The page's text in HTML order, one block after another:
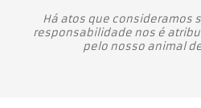
Há atos que consideramos
responsabilidade nos é
pelo nosso animal